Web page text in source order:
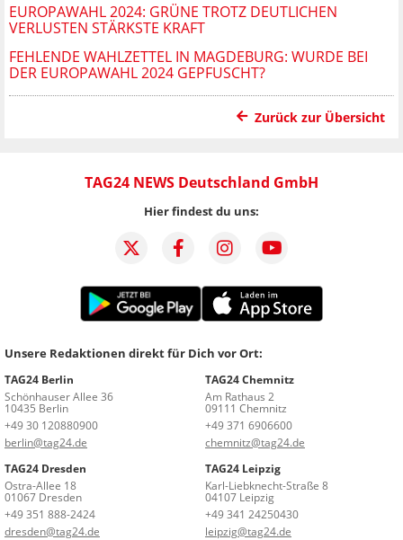
EUROPAWAHL 2024: GRÜNE TROTZ DEUTLICHEN
VERLUSTEN STÄRKSTE KRAFT
FEHLENDE WAHLZETTEL IN MAGDEBURG: WURDE BEI
DER EUROPAWAHL 2024 GEPFUSCHT?
Zurück zur Übersicht
TAG24 NEWS Deutschland GmbH
Hier findest du uns:
Unsere Redaktionen direkt für Dich vor Ort:
TAG24 Berlin
Schönhauser Allee 36
10435 Berlin
+49 30 120880900
berlin@tag24.de
TAG24 Chemnitz
Am Rathaus 2
09111 Chemnitz
+49 371 6906600
chemnitz@tag24.de
TAG24 Dresden
Ostra-Allee 18
01067 Dresden
+49 351 888-2424
dresden@tag24.de
TAG24 Leipzig
Karl-Liebknecht-Straße 8
04107 Leipzig
+49 341 24250430
leipzig@tag24.de